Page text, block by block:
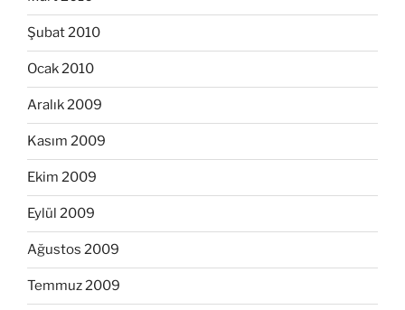
Şubat 2010
Ocak 2010
Aralık 2009
Kasım 2009
Ekim 2009
Eylül 2009
Ağustos 2009
Temmuz 2009